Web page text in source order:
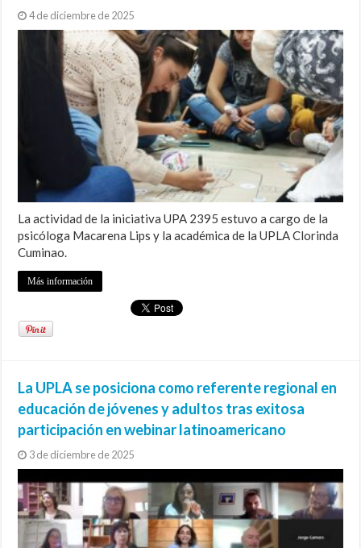
4 de diciembre de 2025
La actividad de la iniciativa UPA 2395 estuvo a cargo de la
psicóloga Macarena Lips y la académica de la UPLA Clorinda
Cuminao.
Más información
La UPLA se posiciona como referente regional en
educación de jóvenes y adultos tras exitosa
participación en webinar latinoamericano
3 de diciembre de 2025